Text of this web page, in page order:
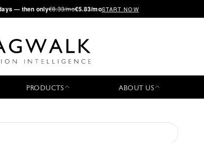
— then only€8.33/mo€5.83/moSTART NOW
PRODUCTS ABOUT US